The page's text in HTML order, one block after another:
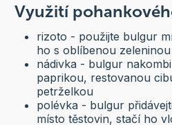
Využití
rizoto - použijte bulgur
ho s oblíbenou
nádivka - bulgur
paprikou, restovanou
petrželkou
polévka - bulgur
místo těstovin, stačí ho